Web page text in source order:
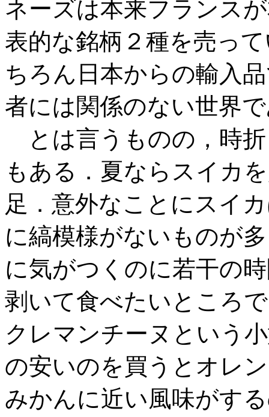
ネーズは本来フランス
表的な銘柄２種を売っ
ちろん日本からの輸入
者には関係のない世界
とは言うものの，時
もある．夏ならスイカ
足．意外なことにスイ
に縞模様がないものが
に気がつくのに若干の
剥いて食べたいところ
クレマンチーヌという
の安いのを買うとオレ
みかんに近い風味がす